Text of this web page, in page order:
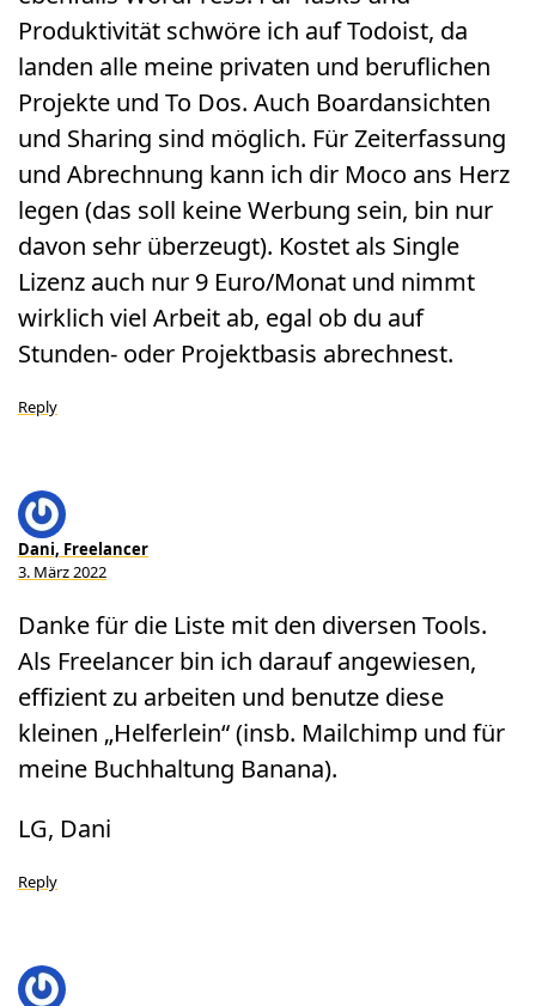
Produktivität schwöre ich auf Todoist, da
landen alle meine privaten und beruflichen
Projekte und To Dos. Auch Boardansichten
und Sharing sind möglich. Für Zeiterfassung
und Abrechnung kann ich dir Moco ans Herz
legen (das soll keine Werbung sein, bin nur
davon sehr überzeugt). Kostet als Single
Lizenz auch nur 9 Euro/Monat und nimmt
wirklich viel Arbeit ab, egal ob du auf
Stunden- oder Projektbasis abrechnest.
Reply
Dani, Freelancer
3. März 2022
Danke für die Liste mit den diversen Tools.
Als Freelancer bin ich darauf angewiesen,
effizient zu arbeiten und benutze diese
kleinen „Helferlein“ (insb. Mailchimp und für
meine Buchhaltung Banana).
LG, Dani
Reply